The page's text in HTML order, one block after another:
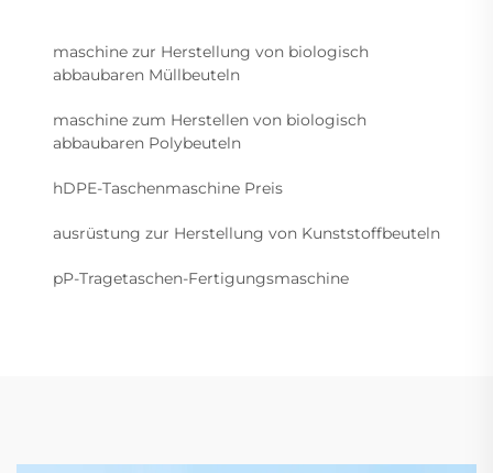
maschine zur Herstellung von biologisch
abbaubaren Müllbeuteln
maschine zum Herstellen von biologisch
abbaubaren Polybeuteln
hDPE-Taschenmaschine Preis
ausrüstung zur Herstellung von Kunststoffbeuteln
pP-Tragetaschen-Fertigungsmaschine